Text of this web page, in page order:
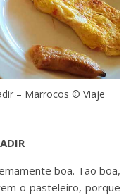
– Marrocos © Viaje
boa. Tão boa,
o pasteleiro, porque